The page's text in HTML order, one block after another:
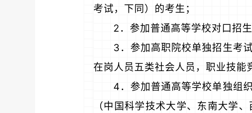
考试，下同）的考生；
2．参加普通高等学校对口招
3．参加高职院校单独招生考
在岗人员五类社会人员，职业技能
4．参加普通高等学校单独组
（中国科学技术大学、东南大学